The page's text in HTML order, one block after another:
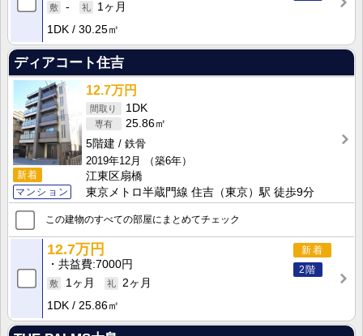
-
1ヶ月
1DK
30.25㎡
ディアコート住吉
新着
マンション
12.7万円
1DK
25.86㎡
5階建
鉄骨
2019年12月
（築6年）
江東区扇橋
東京メトロ半蔵門線 住吉（東京）駅 徒歩9分
この建物のすべての部屋にまとめてチェック
新着
2階
12.7万円
共益費 7000円
1ヶ月
2ヶ月
1DK
25.86㎡